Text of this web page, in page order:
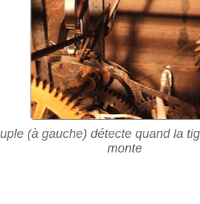
(à gauche) détecte quand la
monte